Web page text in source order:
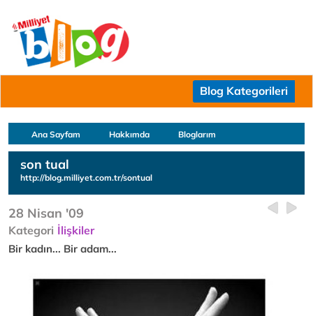
Blog Kategorileri
Ana Sayfam Hakkımda Bloglarım
son tual
http://blog.milliyet.com.tr/sontual
28 Nisan '09
Kategori İlişkiler
Bir kadın... Bir adam...